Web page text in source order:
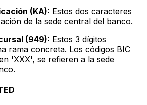
(KA): Estos dos caracteres
de la sede central del banco.
(949): Estos 3 dígitos
rama concreta. Los códigos BIC
'XXX', se refieren a la sede